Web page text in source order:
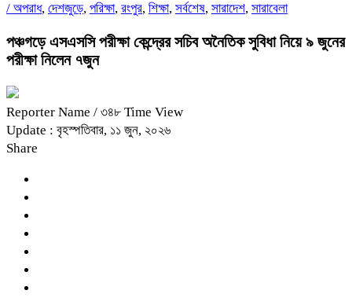
/ অপরাধ, দেশজুড়ে, পরিক্ষা, রংপুর, শিক্ষা, সর্বশেষ, সারাদেশ, সারাবেলা
পঞ্চগড়ে এসএসসি পরীক্ষা কেন্দ্রের সচিব অনৈতিক সুবিধা নিয়ে ৯ জুনের
পরীক্ষা নিলেন ৭জুন
Reporter Name / ৩৪৮ Time View
Update : বৃহস্পতিবার, ১১ জুন, ২০২৬
Share